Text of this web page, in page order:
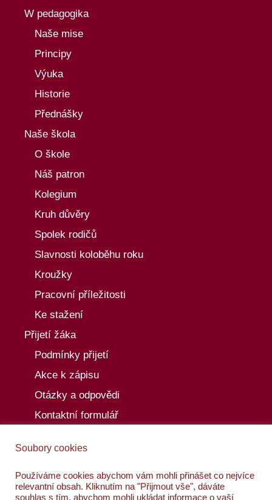
W pedagogika
Naše mise
Principy
Výuka
Historie
Přednášky
Naše škola
O škole
Náš patron
Kolegium
Kruh důvěry
Spolek rodičů
Slavnosti koloběhu roku
Kroužky
Pracovní příležitosti
Ke stažení
Přijetí žáka
Podmínky přijetí
Akce k zápisu
Otázky a odpovědi
Kontaktní formulář
Akce
Kalendář akcí
Kontakty
Soubory cookies
Používáme cookies abychom vám mohli přinášet co nejvíce
relevantní obsah. Kliknutím na "Přijmout vše", dáváte
souhlas s tím, abychom mohli ukládat informace o vaší